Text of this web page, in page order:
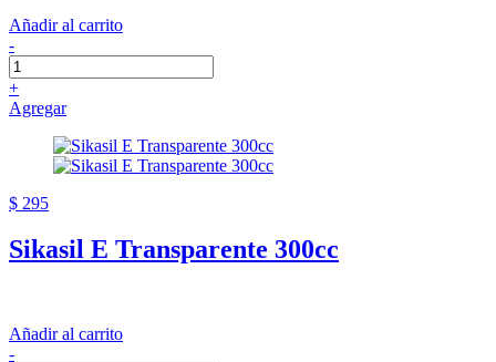
Añadir al carrito
-
+
Agregar
$ 295
Sikasil E Transparente 300cc
Añadir al carrito
-